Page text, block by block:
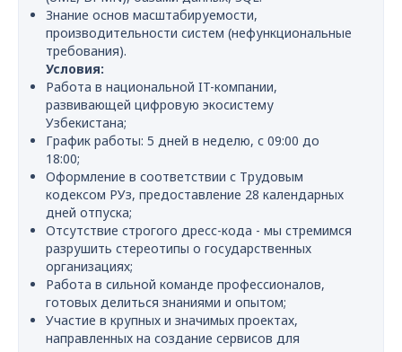
Знание основ масштабируемости,
производительности систем (нефункциональные
требования).
Условия:
Работа в национальной IT-компании,
развивающей цифровую экосистему
Узбекистана;
График работы: 5 дней в неделю, с 09:00 до
18:00;
Оформление в соответствии с Трудовым
кодексом РУз, предоставление 28 календарных
дней отпуска;
Отсутствие строгого дресс-кода - мы стремимся
разрушить стереотипы о государственных
организациях;
Работа в сильной команде профессионалов,
готовых делиться знаниями и опытом;
Участие в крупных и значимых проектах,
направленных на создание сервисов для